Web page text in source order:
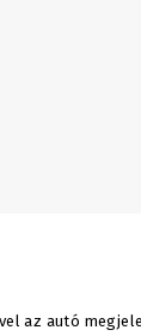
az autó